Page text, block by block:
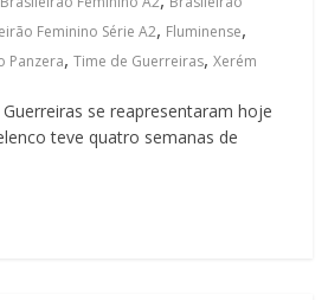
Feminino Série A2, Fluminense,
Panzera,Time de Guerreiras,Xerém
se reapresentaram hoje
teve quatro semanas de